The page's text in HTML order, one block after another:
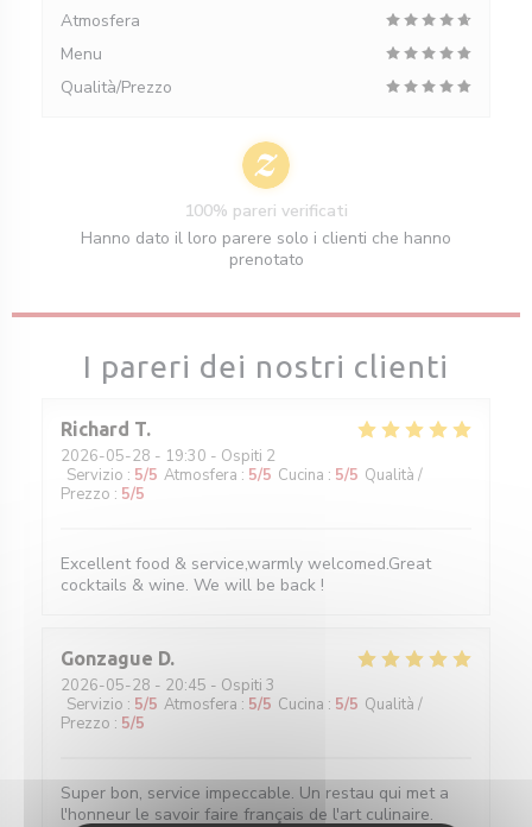
I pareri dei nostri clienti
Richard T
2026-05-28 - 19:30 - Ospiti 2
Servizio : 5/5 Atmosfera : 5/5 Cucina : 5/5 Qualità /
Prezzo : 5/5
Excellent food & service,warmly welcomed.Great
cocktails & wine. We will be back !
Gonzague D
2026-05-28 - 20:45 - Ospiti 3
Servizio : 5/5 Atmosfera : 5/5 Cucina : 5/5 Qualità /
Prezzo : 5/5
Super bon, service impeccable. Un restau qui met a
l'honneur le savoir faire français de l'art culinaire.
Atmosfera
Menu
Qualità/Prezzo
100% pareri verificati
Hanno dato il loro parere solo i clienti che hanno
prenotato